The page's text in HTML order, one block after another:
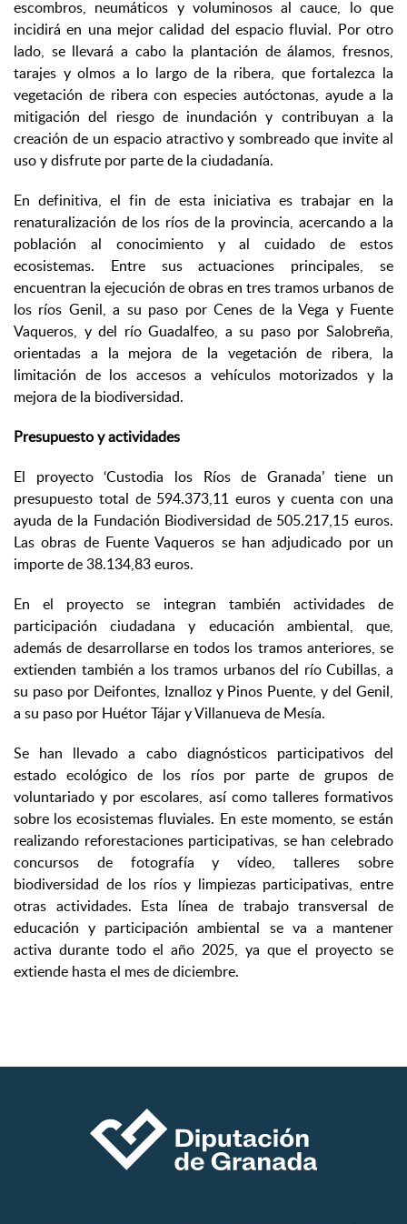
escombros, neumáticos y voluminosos al cauce, lo que
incidirá en una mejor calidad del espacio fluvial. Por otro
lado, se llevará a cabo la plantación de álamos, fresnos,
tarajes y olmos a lo largo de la ribera, que fortalezca la
vegetación de ribera con especies autóctonas, ayude a la
mitigación del riesgo de inundación y contribuyan a la
creación de un espacio atractivo y sombreado que invite al
uso y disfrute por parte de la ciudadanía.
En definitiva, el fin de esta iniciativa es trabajar en la
renaturalización de los ríos de la provincia, acercando a la
población al conocimiento y al cuidado de estos
ecosistemas. Entre sus actuaciones principales, se
encuentran la ejecución de obras en tres tramos urbanos de
los ríos Genil, a su paso por Cenes de la Vega y Fuente
Vaqueros, y del río Guadalfeo, a su paso por Salobreña,
orientadas a la mejora de la vegetación de ribera, la
limitación de los accesos a vehículos motorizados y la
mejora de la biodiversidad.
Presupuesto y actividades
El proyecto ‘Custodia los Ríos de Granada’ tiene un
presupuesto total de 594.373,11 euros y cuenta con una
ayuda de la Fundación Biodiversidad de 505.217,15 euros.
Las obras de Fuente Vaqueros se han adjudicado por un
importe de 38.134,83 euros.
En el proyecto se integran también actividades de
participación ciudadana y educación ambiental, que,
además de desarrollarse en todos los tramos anteriores, se
extienden también a los tramos urbanos del río Cubillas, a
su paso por Deifontes, Iznalloz y Pinos Puente, y del Genil,
a su paso por Huétor Tájar y Villanueva de Mesía.
Se han llevado a cabo diagnósticos participativos del
estado ecológico de los ríos por parte de grupos de
voluntariado y por escolares, así como talleres formativos
sobre los ecosistemas fluviales. En este momento, se están
realizando reforestaciones participativas, se han celebrado
concursos de fotografía y vídeo, talleres sobre
biodiversidad de los ríos y limpiezas participativas, entre
otras actividades. Esta línea de trabajo transversal de
educación y participación ambiental se va a mantener
activa durante todo el año 2025, ya que el proyecto se
extiende hasta el mes de diciembre.